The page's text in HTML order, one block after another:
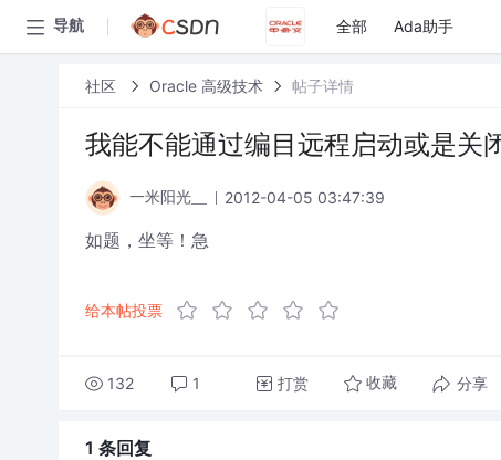
导航 全部 Ada助手
社区 Oracle 高级技术 帖子详情
我能不能通过编目远程启动或是关
一米阳光__ 2012-04-05 03:47:39
如题，坐等！急
给本帖投票
132 1 打赏 收藏 分享
1 条回复